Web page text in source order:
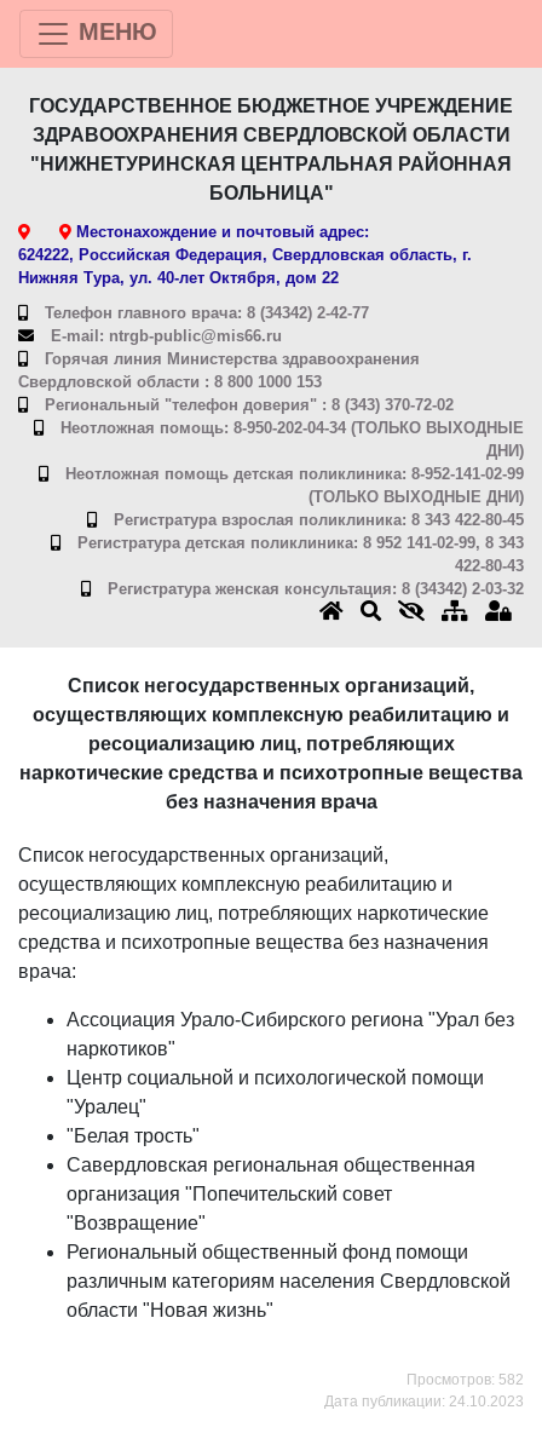
МЕНЮ
ГОСУДАРСТВЕННОЕ БЮДЖЕТНОЕ УЧРЕЖДЕНИЕ
ЗДРАВООХРАНЕНИЯ СВЕРДЛОВСКОЙ ОБЛАСТИ
"НИЖНЕТУРИНСКАЯ ЦЕНТРАЛЬНАЯ РАЙОННАЯ
БОЛЬНИЦА"
Местонахождение и почтовый адрес:
624222, Российская Федерация, Свердловская область, г.
Нижняя Тура, ул. 40-лет Октября, дом 22
Телефон главного врача: 8 (34342) 2-42-77
E-mail: ntrgb-public@mis66.ru
Горячая линия Министерства здравоохранения
Свердловской области : 8 800 1000 153
Региональный "телефон доверия" : 8 (343) 370-72-02
Неотложная помощь: 8-950-202-04-34 (ТОЛЬКО ВЫХОДНЫЕ
ДНИ)
Неотложная помощь детская поликлиника: 8-952-141-02-99
(ТОЛЬКО ВЫХОДНЫЕ ДНИ)
Регистратура взрослая поликлиника: 8 343 422-80-45
Регистратура детская поликлиника: 8 952 141-02-99, 8 343
422-80-43
Регистратура женская консультация: 8 (34342) 2-03-32
Список негосударственных организаций,
осуществляющих комплексную реабилитацию и
ресоциализацию лиц, потребляющих
наркотические средства и психотропные вещества
без назначения врача
Список негосударственных организаций,
осуществляющих комплексную реабилитацию и
ресоциализацию лиц, потребляющих наркотические
средства и психотропные вещества без назначения
врача:
Ассоциация Урало-Сибирского региона "Урал без
наркотиков"
Центр социальной и психологической помощи
"Уралец"
"Белая трость"
Савердловская региональная общественная
организация "Попечительский совет
"Возвращение"
Региональный общественный фонд помощи
различным категориям населения Свердловской
области "Новая жизнь"
Просмотров: 582
Дата публикации: 24.10.2023